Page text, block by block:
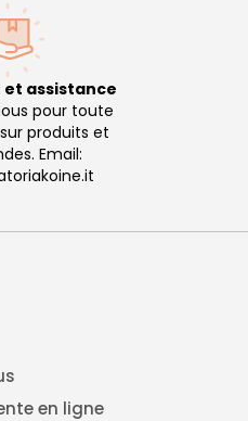
assistance
pour toute
produits et
Email:
en ligne